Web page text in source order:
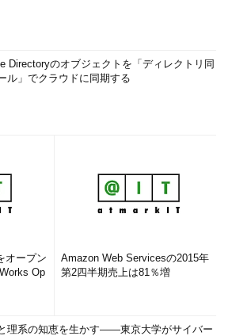
Directoryのオブジェクトを「ディレクトリ同
ル」でクラウドに同期する
オープン
Op
Amazon Web Servicesの2015年
第2四半期売上は81％増
理系の知恵を生かす――東京大学がサイバー